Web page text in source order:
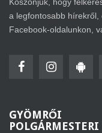
a legfontosabb hírekről,
Facebook-oldalunkon,
GYÖMRŐI